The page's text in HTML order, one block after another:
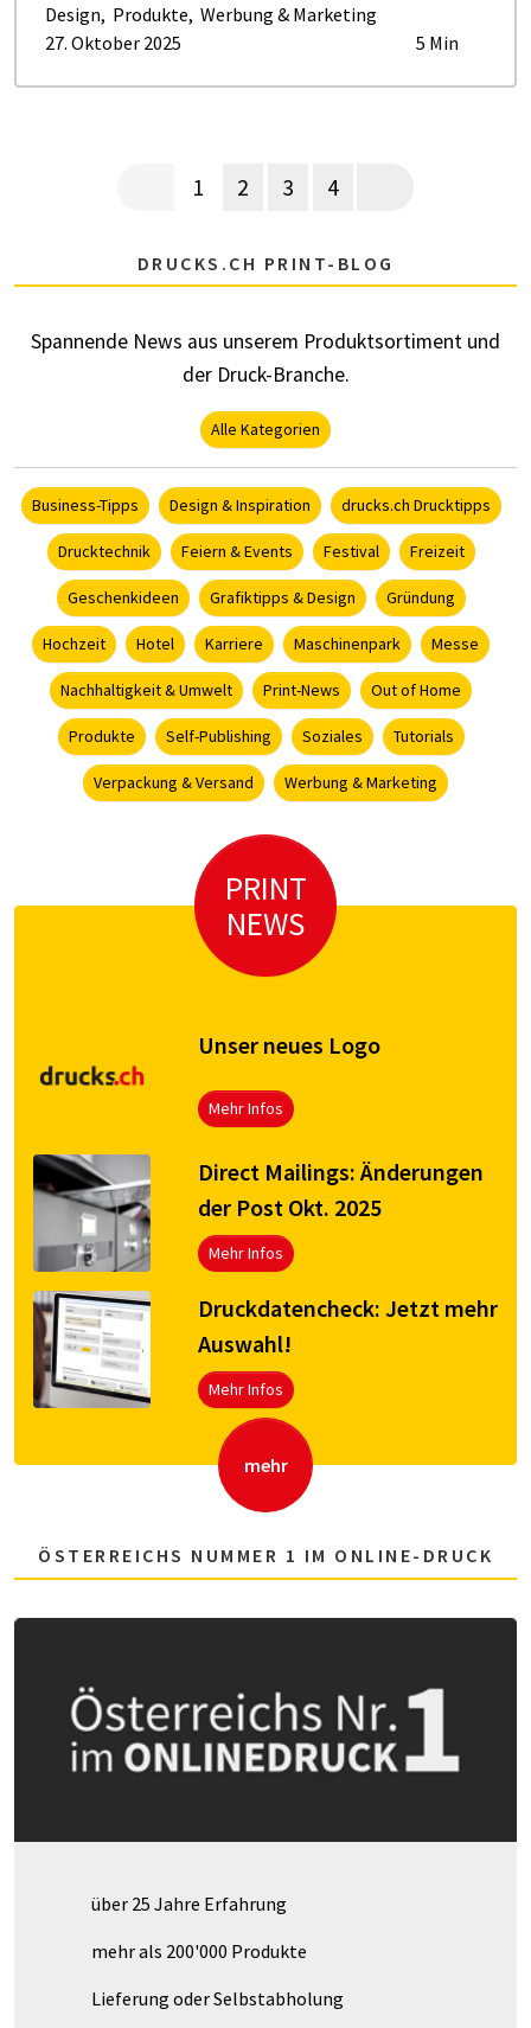
Design, Produkte, Werbung & Marketing
27. Oktober 2025
5 Min
Seitennummerierung
Vorherige Seite
Aktuelle Seite
1 Page
2 Page
3 Page
4
DRUCKS.CH PRINT-BLOG
Spannende News aus unserem Produktsortiment und
der Druck-Branche.
Alle Kategorien
Business-Tipps Design & Inspiration drucks.ch Drucktipps
Drucktechnik Feiern & Events Festival Freizeit
Geschenkideen Grafiktipps & Design Gründung
Hochzeit Hotel Karriere Maschinenpark Messe
Nachhaltigkeit & Umwelt Print-News Out of Home
Produkte Self-Publishing Soziales Tutorials
Verpackung & Versand Werbung & Marketing
PRINT
NEWS
Unser neues Logo
Mehr Infos
Direct Mailings: Änderungen
der Post Okt. 2025
Mehr Infos
Druck­da­ten­check: Jetzt mehr
Aus­wahl!
Mehr Infos
mehr
ÖSTERREICHS NUMMER 1 IM ONLINE-DRUCK
über 25 Jahre Erfahrung
mehr als 200'000 Produkte
Lieferung oder Selbstabholung